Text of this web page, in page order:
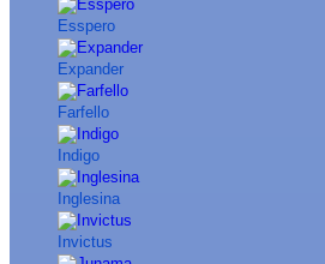
Esspero
Expander
Farfello
Indigo
Inglesina
Invictus